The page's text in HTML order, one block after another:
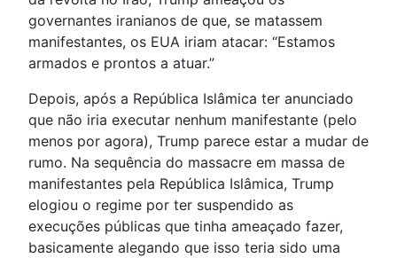
governantes iranianos de que, se matassem
manifestantes, os EUA iriam atacar: “Estamos
armados e prontos a atuar.”
Depois, após a República Islâmica ter anunciado
que não iria executar nenhum manifestante (pelo
menos por agora), Trump parece estar a mudar de
rumo. Na sequência do massacre em massa de
manifestantes pela República Islâmica, Trump
elogiou o regime por ter suspendido as
execuções públicas que tinha ameaçado fazer,
basicamente alegando que isso teria sido uma